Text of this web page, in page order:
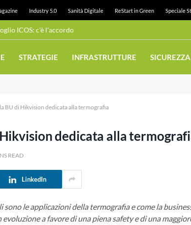
Industry 5.0 Sanità Digitale ReStart in Green Speciale
ICOS: c’è l’accordo
STRATEGIE INFRASTRUTTURE SICUREZZA
BU di Hikvision dedicata alla termografia
dedicata alla
READ
LinkedIn
le applicazioni della termografia e come la
a favore di una piena safety e di una